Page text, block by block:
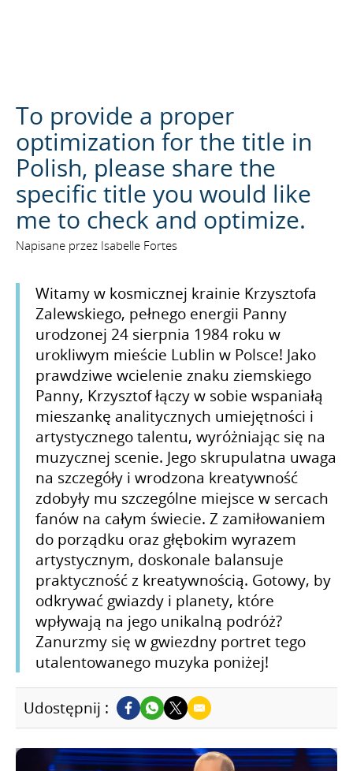
To provide a proper
optimization for the title in
Polish, please share the
specific title you would like
me to check and optimize.
Napisane przez Isabelle Fortes
Witamy w kosmicznej krainie Krzysztofa
Zalewskiego, pełnego energii Panny
urodzonej 24 sierpnia 1984 roku w
urokliwym mieście Lublin w Polsce! Jako
prawdziwe wcielenie znaku ziemskiego
Panny, Krzysztof łączy w sobie wspaniałą
mieszankę analitycznych umiejętności i
artystycznego talentu, wyróżniając się na
muzycznej scenie. Jego skrupulatna uwaga
na szczegóły i wrodzona kreatywność
zdobyły mu szczególne miejsce w sercach
fanów na całym świecie. Z zamiłowaniem
do porządku oraz głębokim wyrazem
artystycznym, doskonale balansuje
praktyczność z kreatywnością. Gotowy, by
odkrywać gwiazdy i planety, które
wpływają na jego unikalną podróż?
Zanurzmy się w gwiezdny portret tego
utalentowanego muzyka poniżej!
Udostępnij :